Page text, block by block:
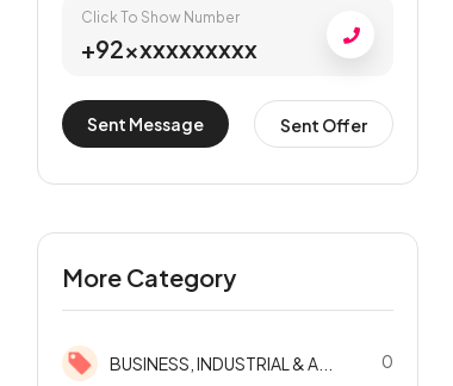
Click To Show Number
+92xxxxxxxxxx
Sent Message Sent Offer
More Category
BUSINESS, INDUSTRIAL & A... 0